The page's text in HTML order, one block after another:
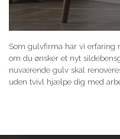
Som gulvfirma har vi erfaring
om du ønsker et nyt
nuværende gulv skal
uden tvivl hjælpe dig med